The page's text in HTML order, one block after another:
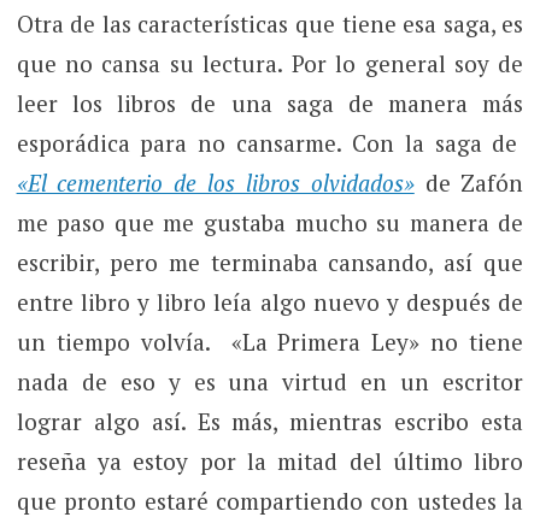
Otra de las características que tiene esa saga, es
que no cansa su lectura. Por lo general soy de
leer los libros de una saga de manera más
esporádica para no cansarme. Con la saga de
«El cementerio de los libros olvidados»de Zafón
me paso que me gustaba mucho su manera de
escribir, pero me terminaba cansando, así que
entre libro y libro leía algo nuevo y después de
un tiempo volvía. «La Primera Ley» no tiene
nada de eso y es una virtud en un escritor
lograr algo así. Es más, mientras escribo esta
reseña ya estoy por la mitad del último libro
que pronto estaré compartiendo con ustedes la